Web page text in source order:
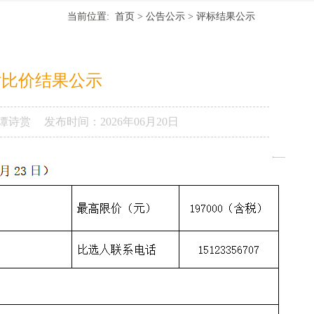
当前位置: 首页 > 公告公示 > 评标结果公示
价结果公示
诗赏 发布时间： 2026年06月20日